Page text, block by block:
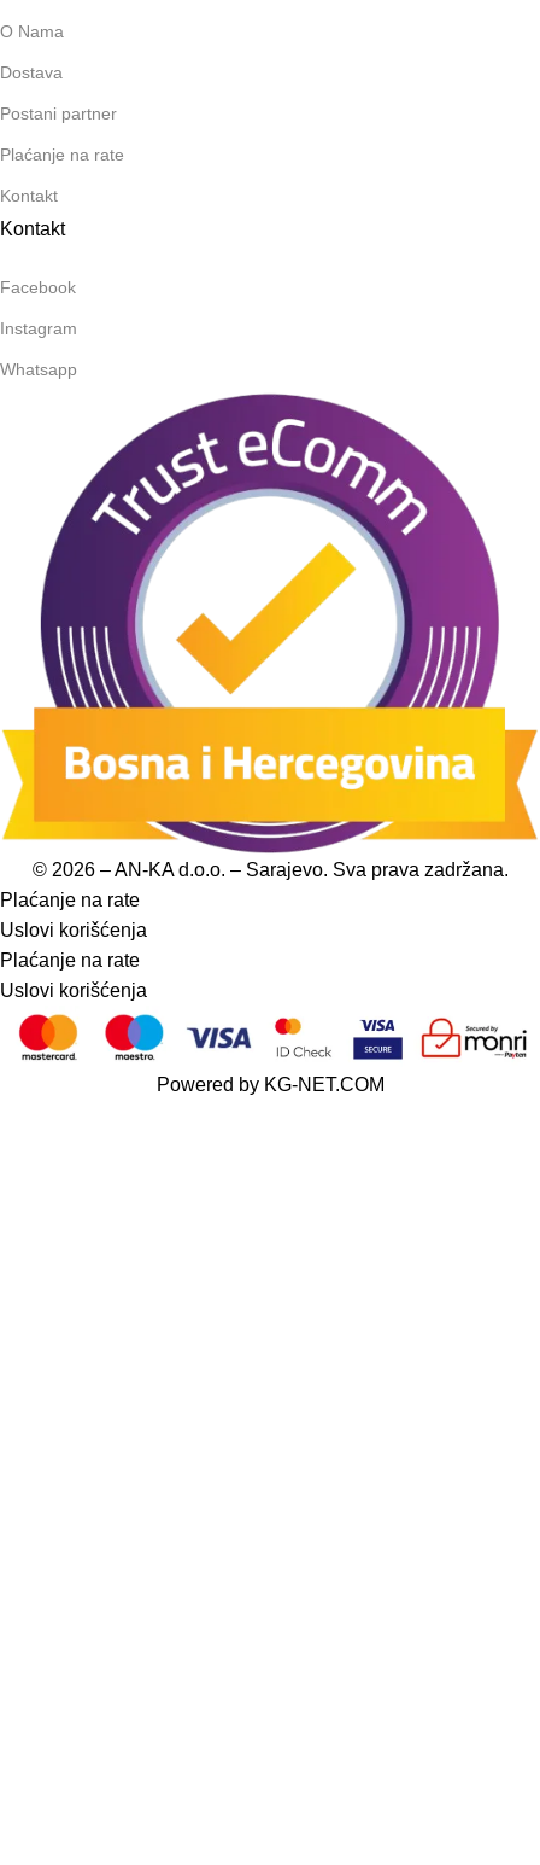
O Nama
Dostava
Postani partner
Plaćanje na rate
Kontakt
Kontakt
Facebook
Instagram
Whatsapp
© 2026 – AN-KA d.o.o. – Sarajevo. Sva prava zadržana.
Plaćanje na rate
Uslovi korišćenja
Plaćanje na rate
Uslovi korišćenja
Powered by KG-NET.COM